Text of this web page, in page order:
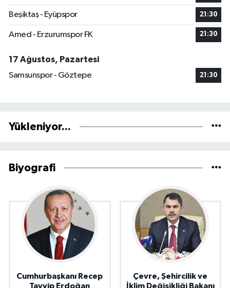
Beşiktaş - Eyüpspor 21:30
Amed - Erzurumspor FK 21:30
17 Ağustos, Pazartesi
Samsunspor - Göztepe
21:30
Yükleniyor...
Biyografi
Cumhurbaşkanı Recep
Tayyip Erdoğan
Çevre, Şehircilik ve
İklim Değişikliği Bakanı